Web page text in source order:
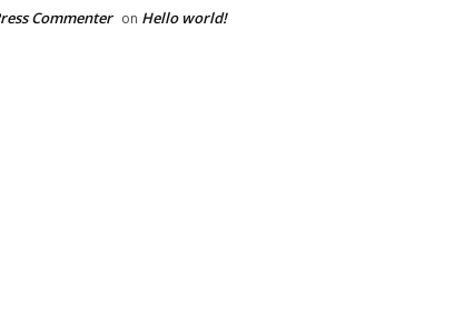
Commenter on Hello world!